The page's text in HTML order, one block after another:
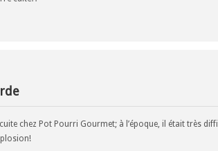
chez Pot Pourri Gourmet; à l’époque, il était très